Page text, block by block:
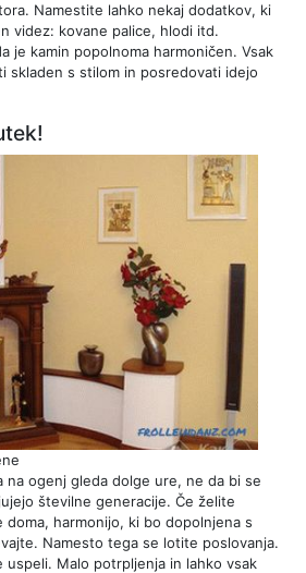
Namestite lahko nekaj dodatkov, ki
videz: kovane palice, hlodi itd.
je kamin popolnoma harmoničen. Vsak
skladen s stilom in posredovati idejo
na ogenj gleda dolge ure, ne da bi se
številne generacije. Če želite
harmonijo, ki bo dopolnjena s
Namesto tega se lotite poslovanja.
uspeli. Malo potrpljenja in lahko vsak